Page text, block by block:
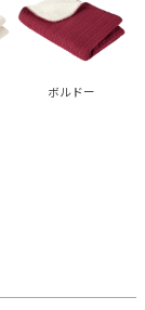
ボルドー